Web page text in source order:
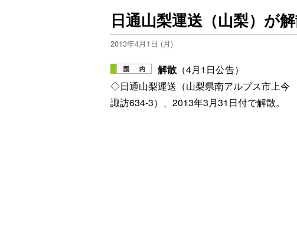
日通山梨運送（山梨）が
2013年4月1日 (月)
解散 （4月1日公告）
◇日通山梨運送（山梨県南アルプス市上今
諏訪634-3）、2013年3月31日付で解散。